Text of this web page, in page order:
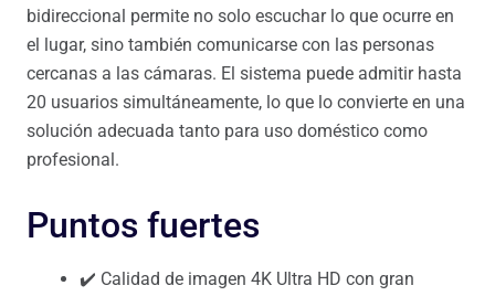
bidireccional permite no solo escuchar lo que ocurre en
el lugar, sino también comunicarse con las personas
cercanas a las cámaras. El sistema puede admitir hasta
20 usuarios simultáneamente, lo que lo convierte en una
solución adecuada tanto para uso doméstico como
profesional.
Puntos fuertes
✔️ Calidad de imagen 4K Ultra HD con gran